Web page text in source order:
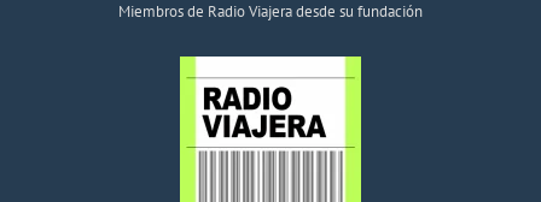
Miembros de Radio Viajera desde su fundación